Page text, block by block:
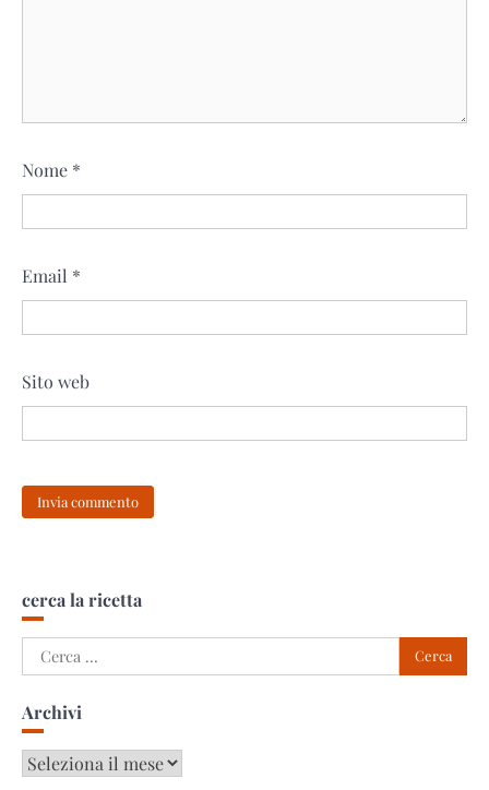
Nome *
Email *
Sito web
cerca la ricetta
Ricerca
per:
Archivi
Archivi